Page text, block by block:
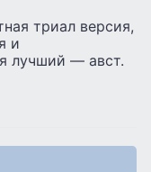
триал версия,
и
лучший — авст.